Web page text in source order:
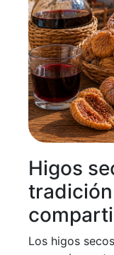
Higos
Los higos